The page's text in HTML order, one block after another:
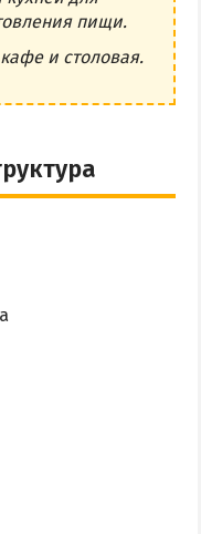
пищи.
и столовая.